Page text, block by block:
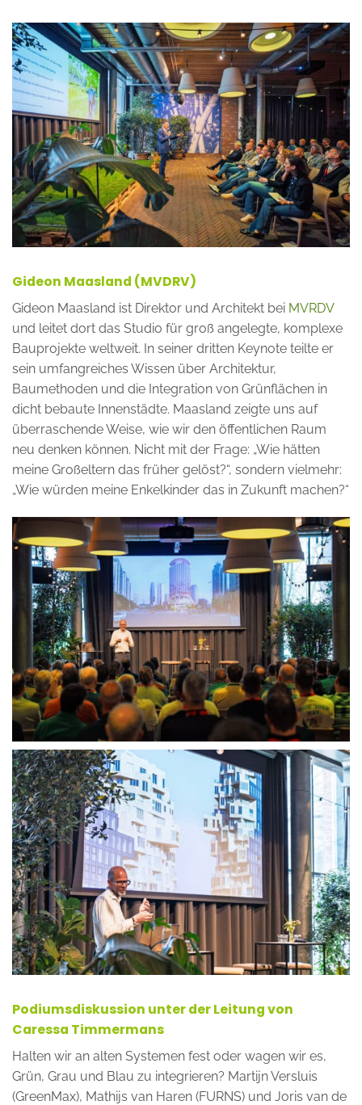
Gideon Maasland (MVDRV)
Gideon Maasland ist Direktor und Architekt bei MVRDV
und leitet dort das Studio für groß angelegte, komplexe
Bauprojekte weltweit. In seiner dritten Keynote teilte er
sein umfangreiches Wissen über Architektur,
Baumethoden und die Integration von Grünflächen in
dicht bebaute Innenstädte. Maasland zeigte uns auf
überraschende Weise, wie wir den öffentlichen Raum
neu denken können. Nicht mit der Frage: „Wie hätten
meine Großeltern das früher gelöst?“, sondern vielmehr:
„Wie würden meine Enkelkinder das in Zukunft machen?“
Podiumsdiskussion unter der Leitung von
Caressa Timmermans
Halten wir an alten Systemen fest oder wagen wir es,
Grün, Grau und Blau zu integrieren? Martijn Versluis
(GreenMax), Mathijs van Haren (FURNS) und Joris van de